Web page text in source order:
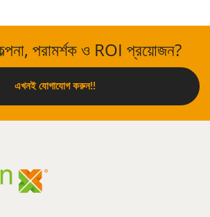
পরামর্শক ও ROI প্রয়োজন?
এখনই যোগাযোগ করুন!!